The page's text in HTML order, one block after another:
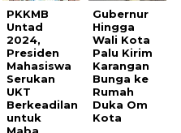
PKKMB
Untad
2024,
Presiden
Mahasiswa
Serukan
UKT
Berkeadilan
untuk
Gubernur
Hingga
Wali Kota
Palu Kirim
Karangan
Bunga ke
Rumah
Duka Om
Kota